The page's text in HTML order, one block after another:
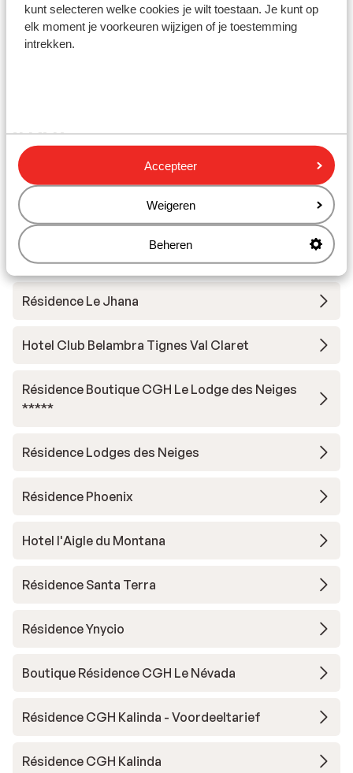
kunt selecteren welke cookies je wilt toestaan. Je kunt op
elk moment je voorkeuren wijzigen of je toestemming
intrekken.
Accepteer
Weigeren
Beheren
Skilessen
d'Isère
Chalet Skadi - extra ingekocht
Résidence Le Taos
Résidence Le Jhana
Hotel Club Belambra Tignes Val Claret
Résidence Boutique CGH Le Lodge des Neiges
*****
Résidence Lodges des Neiges
Résidence Phoenix
Hotel l'Aigle du Montana
Résidence Santa Terra
Résidence Ynycio
Boutique Résidence CGH Le Névada
Résidence CGH Kalinda - Voordeeltarief
Résidence CGH Kalinda